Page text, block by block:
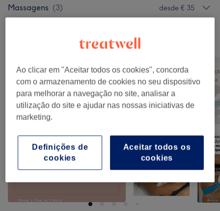
Massagens (3) desde € 35
O nosso Trabalho
Clica na imagem para ver mais detalhes
Ao clicar em "Aceitar todos os cookies", concorda
com o armazenamento de cookies no seu dispositivo
para melhorar a navegação no site, analisar a
utilização do site e ajudar nas nossas iniciativas de
marketing.
Aceitar todos os
cookies
Definições de
cookies